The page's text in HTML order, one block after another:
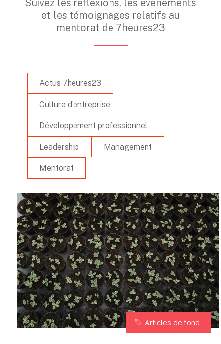
Suivez les réflexions, les événements
et les témoignages relatifs au
mentorat de 7heures23
Actus 7heures23
Culture d’entreprise
Développement professionnel
Leadership Management
Mentorat
Articles de fond